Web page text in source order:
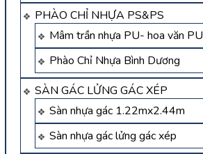
PHÀO CHỈ NHỰA PS&PS
Mâm trần nhựa PU- hoa văn PU
Phào Chỉ Nhựa Bình Dương
SÀN GÁC LỬNG GÁC XÉP
Sàn nhựa gác 1.22mx2.44m
Sàn nhựa gác lửng gác xép